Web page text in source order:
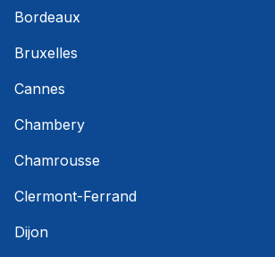
Bordeaux
Bruxelles
Cannes
Chambery
Chamrousse
Clermont-Ferrand
Dijon